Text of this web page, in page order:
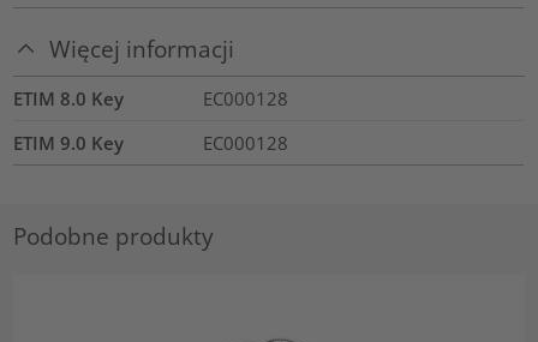
Więcej informacji
ETIM 8.0 Key
EC000128
ETIM 9.0 Key
EC000128
Podobne produkty